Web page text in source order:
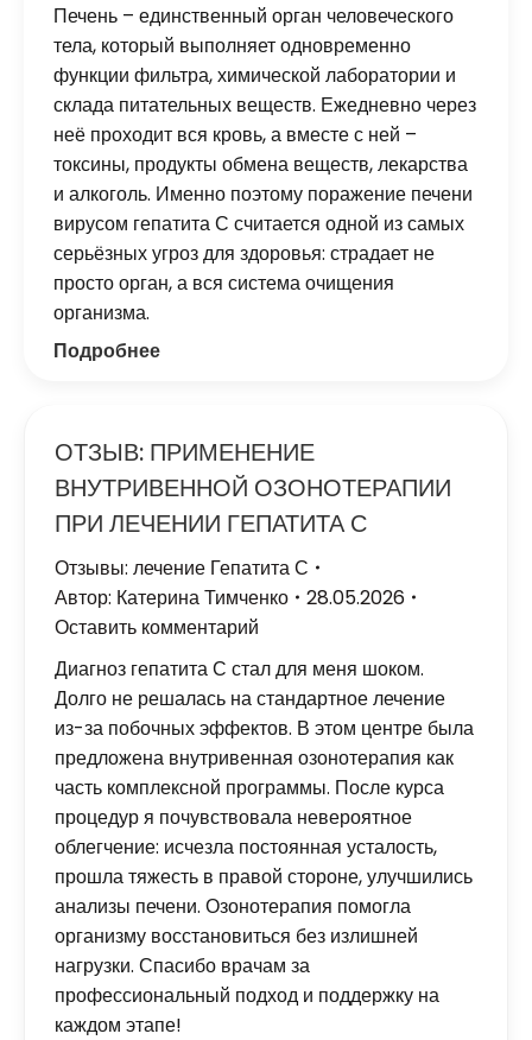
Печень – единственный орган человеческого
тела, который выполняет одновременно
функции фильтра, химической лаборатории и
склада питательных веществ. Ежедневно через
неё проходит вся кровь, а вместе с ней –
токсины, продукты обмена веществ, лекарства
и алкоголь. Именно поэтому поражение печени
вирусом гепатита С считается одной из самых
серьёзных угроз для здоровья: страдает не
просто орган, а вся система очищения
организма.
Подробнее
ОТЗЫВ: ПРИМЕНЕНИЕ
ВНУТРИВЕННОЙ ОЗОНОТЕРАПИИ
ПРИ ЛЕЧЕНИИ ГЕПАТИТА С
Отзывы: лечение Гепатита С
Автор: Катерина Тимченко
28.05.2026
Оставить комментарий
Диагноз гепатита С стал для меня шоком.
Долго не решалась на стандартное лечение
из-за побочных эффектов. В этом центре была
предложена внутривенная озонотерапия как
часть комплексной программы. После курса
процедур я почувствовала невероятное
облегчение: исчезла постоянная усталость,
прошла тяжесть в правой стороне, улучшились
анализы печени. Озонотерапия помогла
организму восстановиться без излишней
нагрузки. Спасибо врачам за
профессиональный подход и поддержку на
каждом этапе!